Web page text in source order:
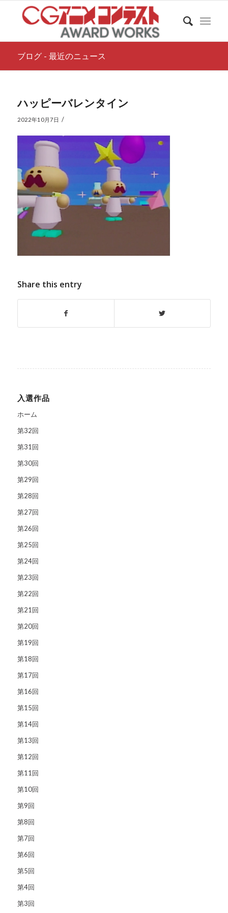
ブログ - 最近のニュース
ハッピーバレンタイン
2022年10月7日 /
Share this entry
入選作品
ホーム
第32回
第31回
第30回
第29回
第28回
第27回
第26回
第25回
第24回
第23回
第22回
第21回
第20回
第19回
第18回
第17回
第16回
第15回
第14回
第13回
第12回
第11回
第10回
第9回
第8回
第7回
第6回
第5回
第4回
第3回